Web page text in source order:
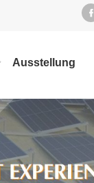
Ausstellung